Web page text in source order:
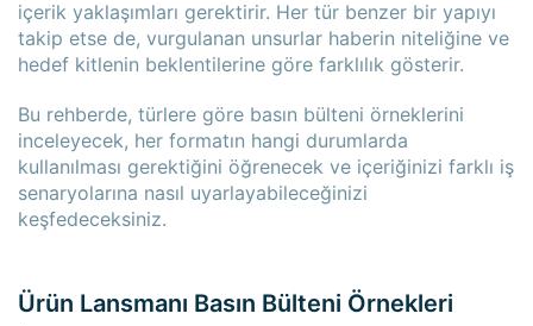
içerik yaklaşımları gerektirir. Her tür benzer bir yapıyı
takip etse de, vurgulanan unsurlar haberin niteliğine ve
hedef kitlenin beklentilerine göre farklılık gösterir.
Bu rehberde, türlere göre basın bülteni örneklerini
inceleyecek, her formatın hangi durumlarda
kullanılması gerektiğini öğrenecek ve içeriğinizi farklı iş
senaryolarına nasıl uyarlayabileceğinizi
keşfedeceksiniz.
Ürün Lansmanı Basın Bülteni Örnekleri